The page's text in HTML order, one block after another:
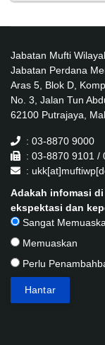
Jabatan Mufti
Jabatan Perdana
Aras 5, Blok D,
No. 3, Jalan Tun
62100 Putrajaya,
: 03-8870 9000
: 03-8870 9101 /
:
Adakah infomasi di
ekspektasi dan
Sangat
Memuaskan
Perlu